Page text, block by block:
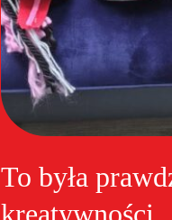
To była